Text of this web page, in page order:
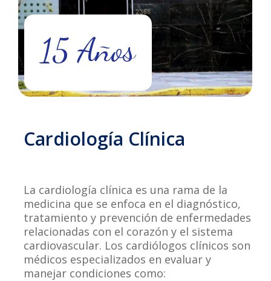
15 Años
Cardiología Clínica
La cardiología clínica es una rama de la
medicina que se enfoca en el diagnóstico,
tratamiento y prevención de enfermedades
relacionadas con el corazón y el sistema
cardiovascular. Los cardiólogos clínicos son
médicos especializados en evaluar y
manejar condiciones como: